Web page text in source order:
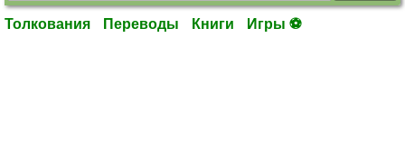
Толкования Переводы Книги Игры ⚽